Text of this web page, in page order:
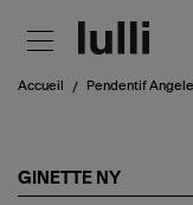
Accueil Pendentif
GINETTE NY